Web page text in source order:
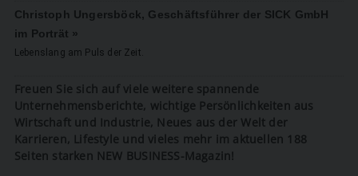
Christoph Ungersböck, Geschäftsführer der SICK GmbH
im Porträt »
Lebenslang am Puls der Zeit.
Freuen Sie sich auf viele weitere spannende
Unternehmensberichte, wichtige Persönlichkeiten aus
Wirtschaft und Industrie, Neues aus der Welt der
Karrieren, Lifestyle und vieles mehr im aktuellen 188
Seiten starken NEW BUSINESS-Magazin!